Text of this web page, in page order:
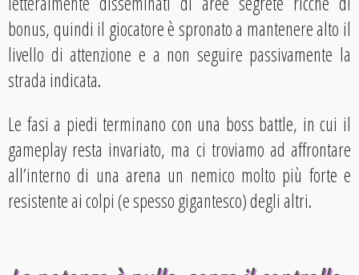
bonus, quindi il giocatore è spronato a mantenere alto il
livello di attenzione e a non seguire passivamente la
strada indicata.
Le fasi a piedi terminano con una boss battle, in cui il
gameplay resta invariato, ma ci troviamo ad affrontare
all’interno di una arena un nemico molto più forte e
resistente ai colpi (e spesso gigantesco) degli altri.